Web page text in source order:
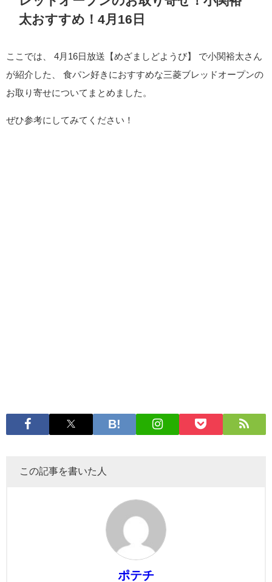
太おすすめ！4月16日
ここでは、 4月16日放送【めざましどようび】 で小関裕太さん
が紹介した、 食パン好きにおすすめな三菱ブレッドオープンの
お取り寄せについてまとめました。
ぜひ参考にしてみてください！
この記事を書いた人
ポテチ